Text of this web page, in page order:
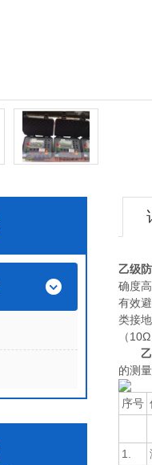
乙级
确度
有效
类接
（
的测
序号
1.